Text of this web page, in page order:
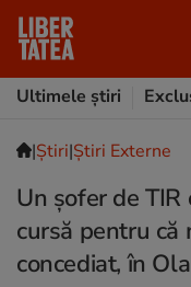
Ultimele știri
|Ştiri|Știri Externe
Un șofer de
cursă pentru că
concediat, în